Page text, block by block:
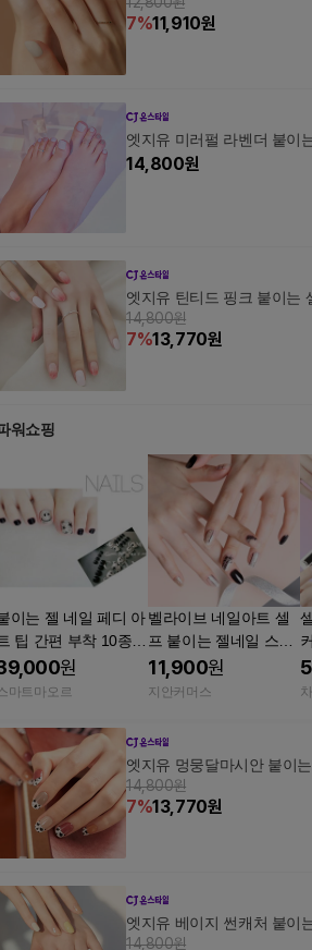
7%11,910원
엣지유 미러펄 라벤더 붙이
14,800원
엣지유 틴티드 핑크 붙이는
14,800원
7%13,770원
워쇼핑
이는 젤 네일 페디 아
팁 간편 부착 10종세
원
마트마오르
벨라이브 네일아트 셀
프 붙이는 젤네일 스티
커
11,900원
지안커머스
엣지유 멍뭉달마시안 붙이
14,800원
7%13,770원
엣지유 베이지 썬캐처 붙이
14,800원